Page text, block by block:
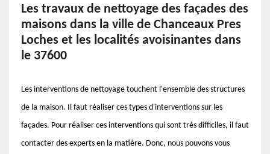
Les travaux de nettoyage des façades des
maisons dans la ville de Chanceaux Pres
Loches et les localités avoisinantes dans
le 37600
Les interventions de nettoyage touchent l'ensemble des structures
de la maison. Il faut réaliser ces types d'interventions sur les
façades. Pour réaliser ces interventions qui sont très difficiles, il faut
contacter des experts en la matière. Donc, nous pouvons vous